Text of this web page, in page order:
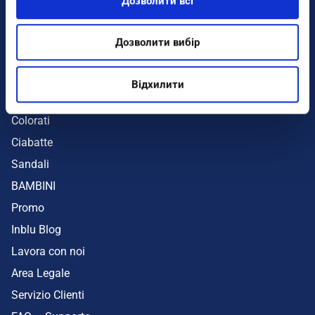
Дозволити вибір
Відхилити
UOMO
Colorati
Ciabatte
Sandali
BAMBINI
Promo
Inblu Blog
Lavora con noi
Area Legale
Servizio Clienti